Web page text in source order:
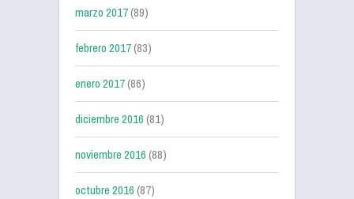
marzo 2017(89)
febrero 2017(83)
enero 2017(86)
diciembre 2016(81)
noviembre 2016(88)
octubre 2016(87)